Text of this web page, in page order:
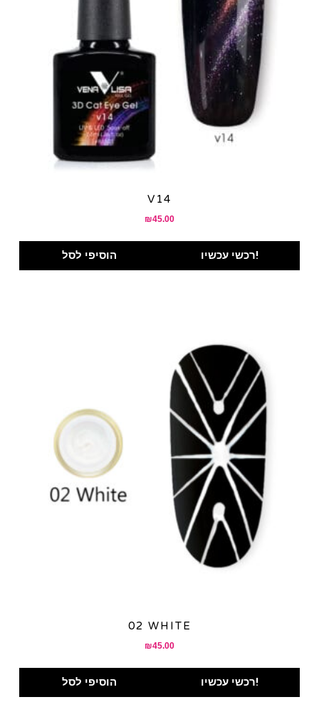
V14
₪45.00
הוסיפי לסל רכשי עכשיו!
02 WHITE
₪45.00
הוסיפי לסל רכשי עכשיו!